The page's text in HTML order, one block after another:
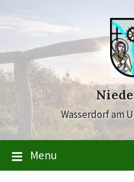
to
to
to
Wasserdorf am
Menu